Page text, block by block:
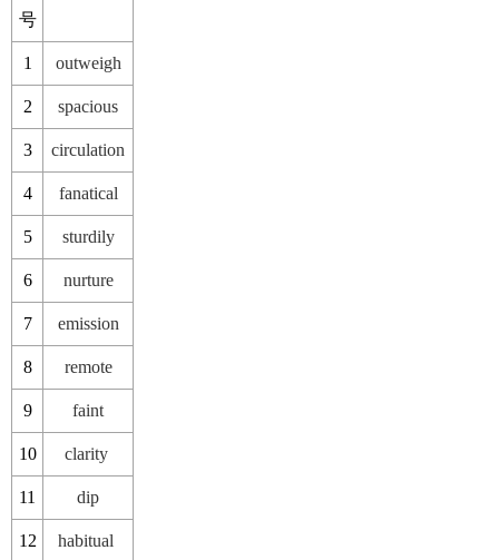
号
1 outweigh
2 spacious
3 circulation
4 fanatical
5 sturdily
6 nurture
7 emission
8 remote
9 faint
10 clarity
11 dip
12 habitual